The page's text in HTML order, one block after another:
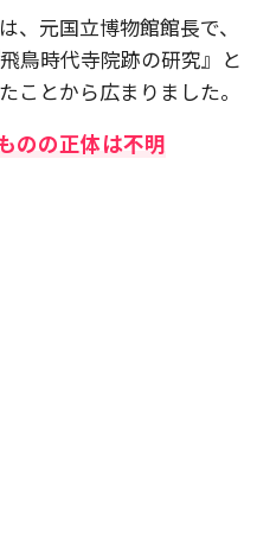
、元国立博物館館長で、
鳥時代寺院跡の研究』と
ことから広まりました。
のの正体は不明